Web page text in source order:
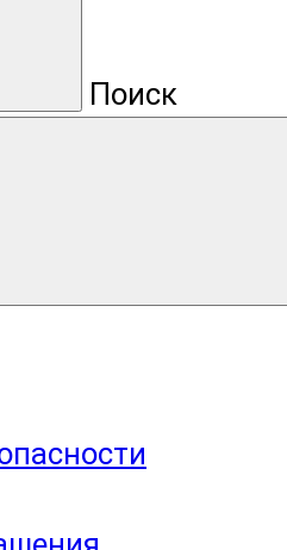
Поиск